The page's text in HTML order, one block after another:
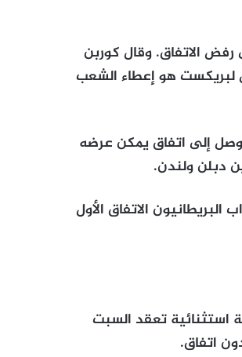
رفض الاتفاق. وقال كوربن
لبريكست هو إعطاء الشعب
إلى اتفاق يمكن عرضه
دبلن ولندن.
استفتاء 2016 بعد أن رفض النواب البريطانيون الاتفاق الأول
استثنائية تعقد السبت
اتفاق.